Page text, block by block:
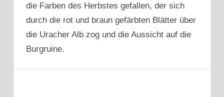
die Farben des Herbstes gefallen, der sich
durch die rot und braun gefärbten Blätter über
die Uracher Alb zog und die Aussicht auf die
Burgruine.